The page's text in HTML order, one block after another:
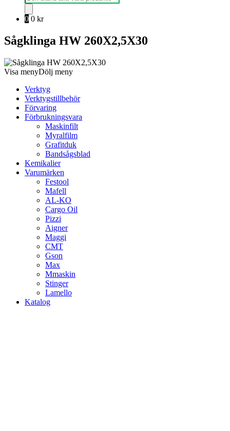
0 0 kr
Sågklinga HW 260X2,5X30
Visa menyDölj meny
Verktyg
Verktygstillbehör
Förvaring
Förbrukningsvara
Maskinfilt
Myralfilm
Grafitduk
Bandsågsblad
Kemikalier
Varumärken
Festool
Mafell
AL-KO
Cargo Oil
Pizzi
Aigner
Maggi
CMT
Gson
Max
Mmaskin
Stinger
Lamello
Katalog